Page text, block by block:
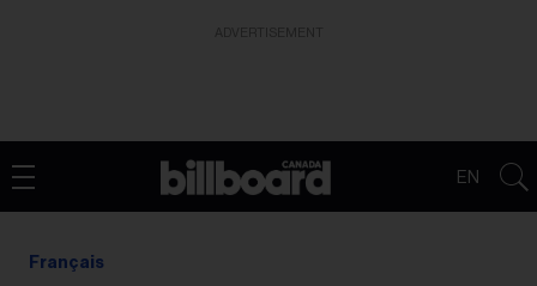
EN
Français